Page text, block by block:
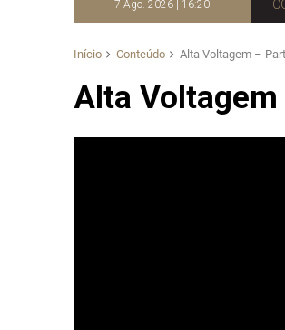
7 Ago. 2026 | 16:20
Início Conteúdo Alta Voltagem –
Alta